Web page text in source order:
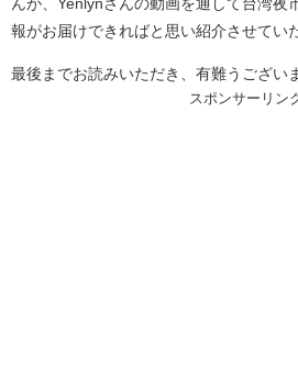
んが、Yenlynさんの動画を通して台湾夜
報がお届けできればと思い紹介させてい
最後までお読みいただき、有難うござい
スポンサーリン